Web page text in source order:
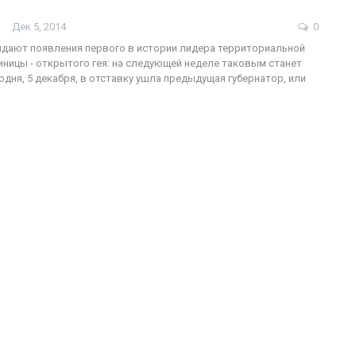
Дек 5, 2014
0
появления первого в истории лидера территориальной
- открытого гея: на следующей неделе таковым станет
5 декабря, в отставку ушла предыдущая губернатор, или
ФОТО